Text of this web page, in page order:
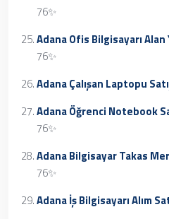
76✨
Adana Ofis Bilgisayarı
76✨
Adana Çalışan Laptopu
Adana Öğrenci Notebook
76✨
Adana Bilgisayar Takas
76✨
Adana İş Bilgisayarı Alım